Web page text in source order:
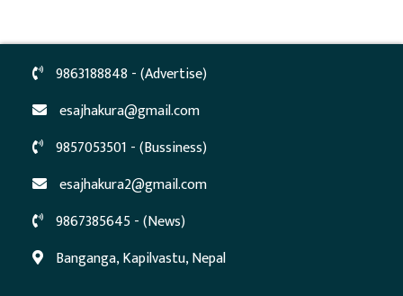
9863188848 - (Advertise)
esajhakura@gmail.com
9857053501 - (Bussiness)
esajhakura2@gmail.com
9867385645 - (News)
Banganga, Kapilvastu, Nepal